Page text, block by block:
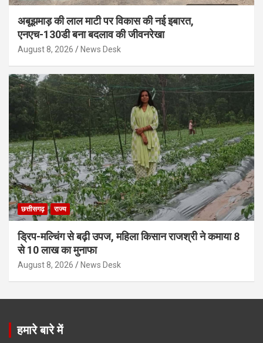
अबूझमाड़ की लाल माटी पर विकास की नई इबारत,
एनएच-130डी बना बदलाव की जीवनरेखा
August 8, 2026 News Desk
छत्तीसगढ़ राज्य
ड्रिप-मल्चिंग से बढ़ी उपज, महिला किसान राजश्री ने कमाया 8
से 10 लाख का मुनाफा
August 8, 2026 News Desk
हमारे बारे में